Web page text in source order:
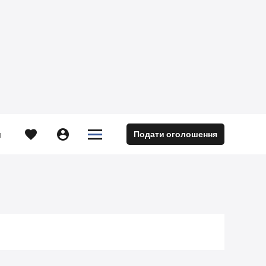
  

 Подати оголошення